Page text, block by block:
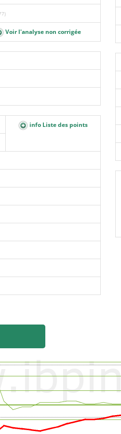
Voir l'analyse non corrigée
info Liste des points